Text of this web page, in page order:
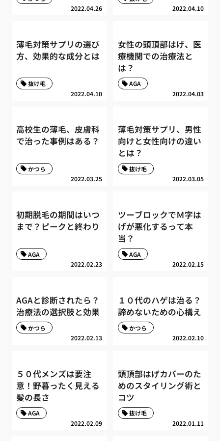
2022.04.26
2022.04.10
薄毛対策サプリの選び
方、効果的な成分とは
2022.04.10
抜け毛
女性の頭頂部はげ、医
療機関での治療法と
は？
2022.04.03
AGA
高校生の薄毛、皮膚科
で治った事例はある？
2022.03.25
かつら
薄毛対策サプリ、男性
向けと女性向けの違い
とは？
2022.03.05
抜け毛
初期脱毛の期間はいつ
まで？ピークと終わり
2022.02.23
AGA
ツーブロックでＭ字は
げが悪化するって本
当？
2022.02.15
AGA
AGAと診断されたら？
治療法の選択肢と効果
2022.02.13
かつら
１０代のハゲは治る？
諦めないための心構え
2022.02.10
かつら
５０代メンズは要注
意！野暮ったく見える
髪の長さ
2022.02.09
AGA
頭頂部はげカバーのた
めのスタイリング術と
コツ
2022.01.11
抜け毛